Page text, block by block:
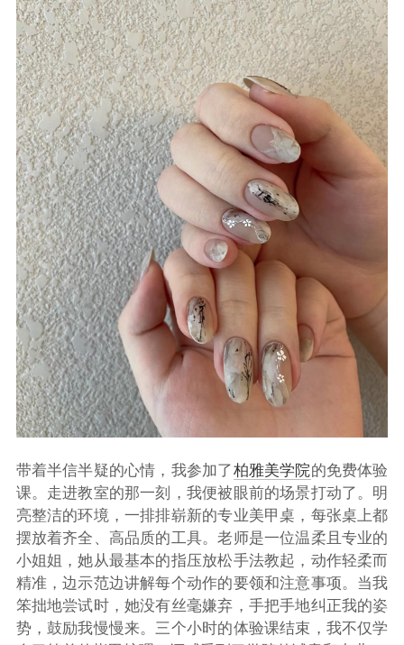
带着半信半疑的心情，我参加了柏雅美学院的免费体验
课。走进教室的那一刻，我便被眼前的场景打动了。明
亮整洁的环境，一排排崭新的专业美甲桌，每张桌上都
摆放着齐全、高品质的工具。老师是一位温柔且专业的
小姐姐，她从最基本的指压放松手法教起，动作轻柔而
精准，边示范边讲解每个动作的要领和注意事项。当我
笨拙地尝试时，她没有丝毫嫌弃，手把手地纠正我的姿
势，鼓励我慢慢来。三个小时的体验课结束，我不仅学